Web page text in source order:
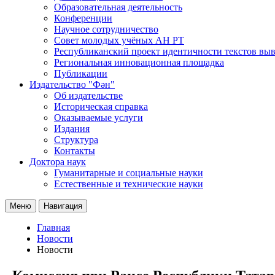
Образовательная деятельность
Конференции
Научное сотрудничество
Совет молодых учёных АН РТ
Республиканский проект идентичности текстов
Региональная инновационная площадка
Публикации
Издательство "Фән"
Об издательстве
Историческая справка
Оказываемые услуги
Издания
Структура
Контакты
Доктора наук
Гуманитарные и социальные науки
Естественные и технические науки
Меню Навигация
Главная
Новости
Новости